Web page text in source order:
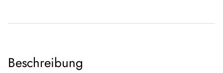
Beschreibung